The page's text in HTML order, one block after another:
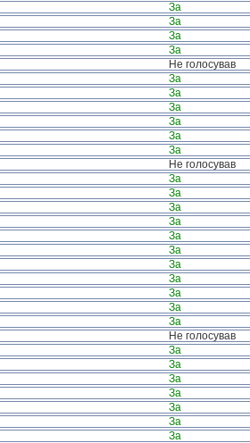
За
За
За
За
Не голосував
За
За
За
За
За
За
Не голосував
За
За
За
За
За
За
За
За
За
За
За
Не голосував
За
За
За
За
За
За
За